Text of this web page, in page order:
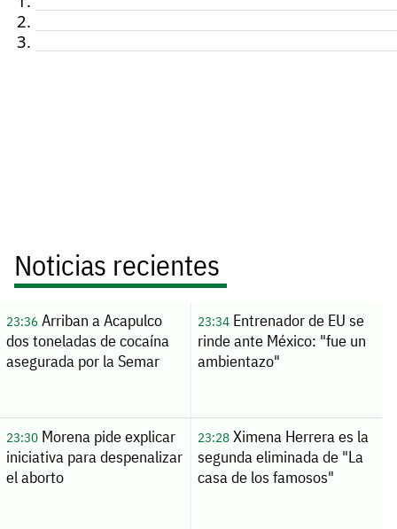
Noticias recientes
23:36Arriban a Acapulco
dos toneladas de cocaína
asegurada por la Semar
23:34Entrenador de EU se
rinde ante México: "fue un
ambientazo"
23:30Morena pide explicar
iniciativa para despenalizar
el aborto
23:28Ximena Herrera es la
segunda eliminada de "La
casa de los famosos"